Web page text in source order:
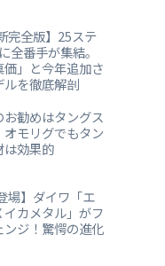
完全版】25ステ
全番手が集結。
」と今年追加さ
ルを徹底解剖
勧めはタングス
モリグでもタン
は効果的
場】ダイワ「エ
イカメタル」がフ
ンジ！驚愕の進化